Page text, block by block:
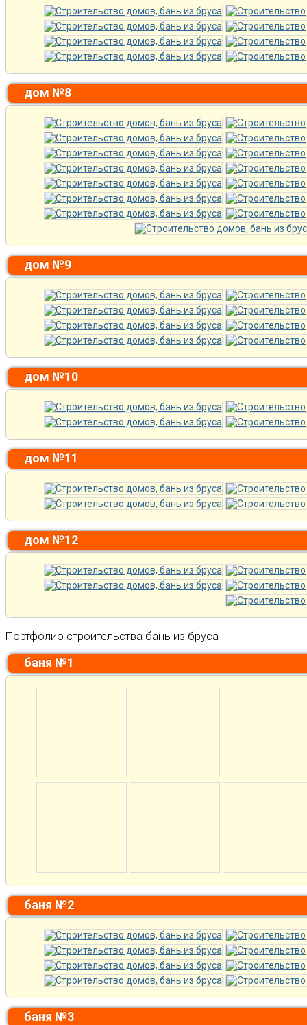
дом №8
дом №9
дом №10
дом №11
дом №12
Портфолио строительства бань из бруса
баня №1
баня №2
баня №3